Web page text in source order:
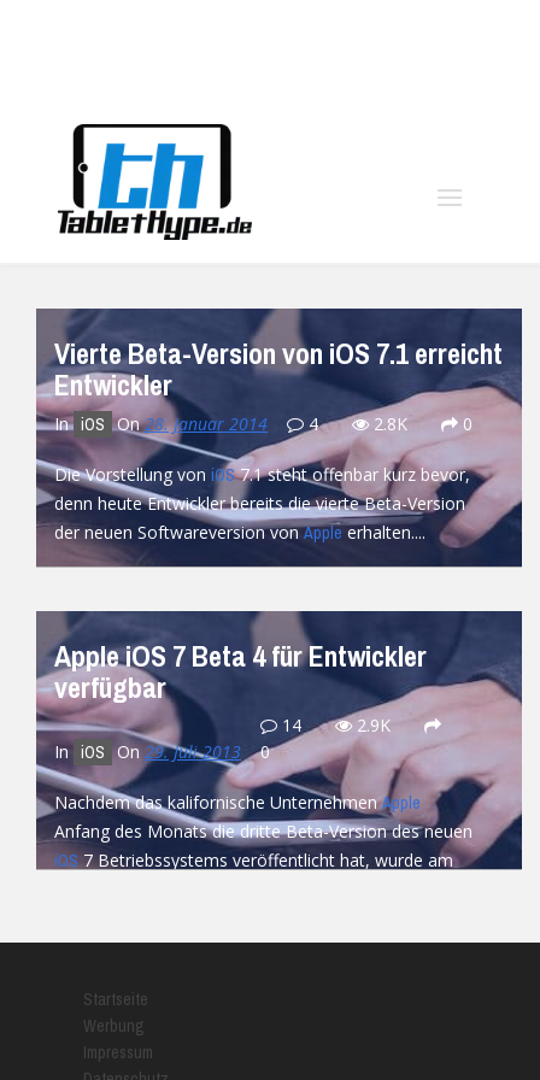
Vierte Beta-Version von iOS 7.1 erreicht
Entwickler
In iOS On28. Januar 2014 4 2.8K 0
Die Vorstellung von iOS7.1 steht offenbar kurz bevor,
denn heute Entwickler bereits die vierte Beta-Version
der neuen Softwareversion vonAppleerhalten....
READ MORE
Apple iOS 7 Beta 4 für Entwickler
verfügbar
In iOS On29. Juli 2013
14
2.9K
0
Nachdem das kalifornische UnternehmenApple
Anfang des Monats die dritte Beta-Version des neuen
iOS7 Betriebssystems veröffentlicht hat, wurde am
Startseite
Werbung
Impressum